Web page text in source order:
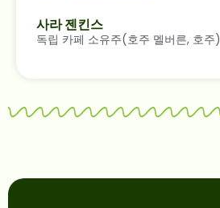
사라 젠킨스
독립 카페 소유주(호주 멜버른, 호주)